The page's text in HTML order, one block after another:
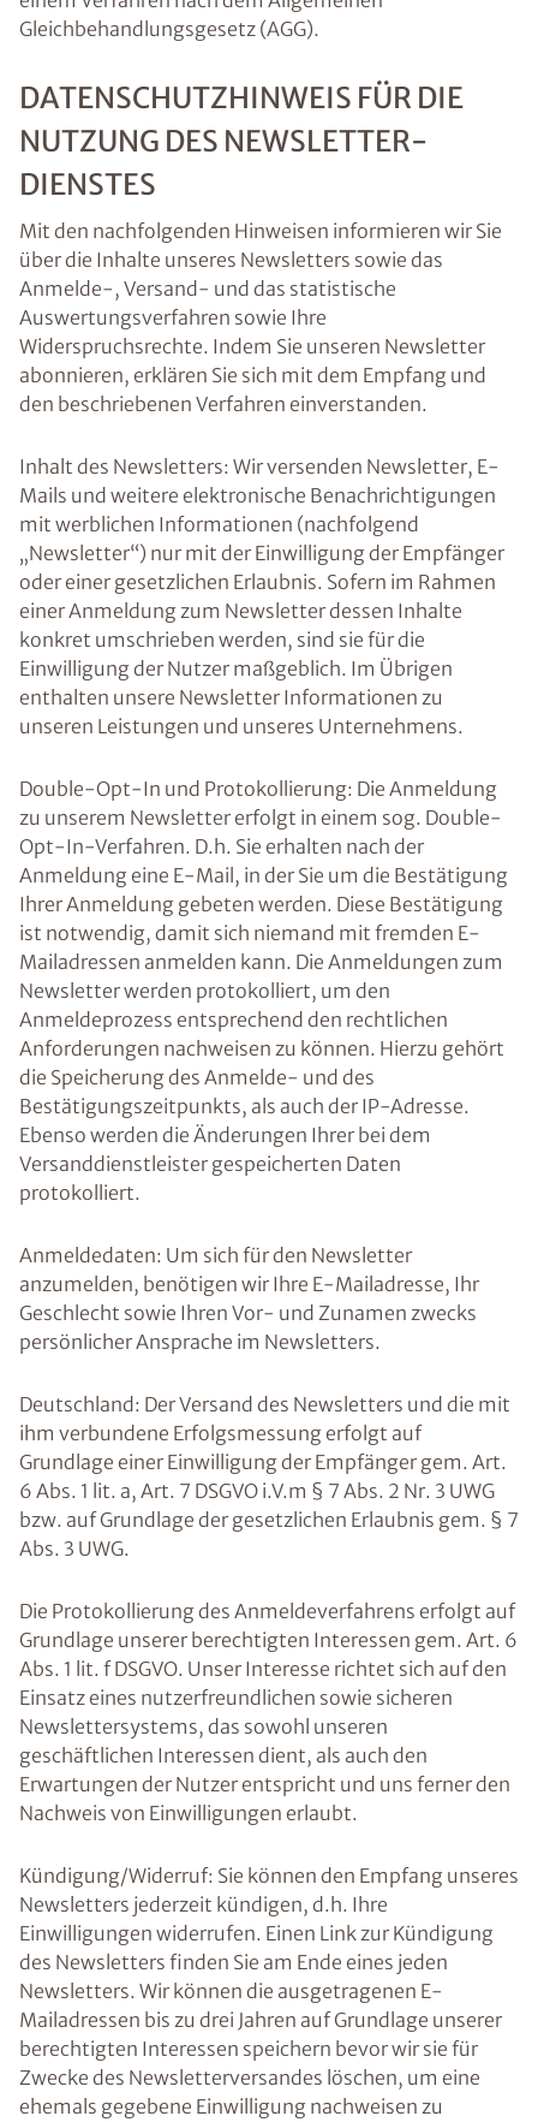
Gleichbehandlungsgesetz (AGG).
DATENSCHUTZHINWEIS FÜR DIE
NUTZUNG DES NEWSLETTER-
DIENSTES
Mit den nachfolgenden Hinweisen informieren wir Sie
über die Inhalte unseres Newsletters sowie das
Anmelde-, Versand- und das statistische
Auswertungsverfahren sowie Ihre
Widerspruchsrechte. Indem Sie unseren Newsletter
abonnieren, erklären Sie sich mit dem Empfang und
den beschriebenen Verfahren einverstanden.
Inhalt des Newsletters: Wir versenden Newsletter, E-
Mails und weitere elektronische Benachrichtigungen
mit werblichen Informationen (nachfolgend
„Newsletter“) nur mit der Einwilligung der Empfänger
oder einer gesetzlichen Erlaubnis. Sofern im Rahmen
einer Anmeldung zum Newsletter dessen Inhalte
konkret umschrieben werden, sind sie für die
Einwilligung der Nutzer maßgeblich. Im Übrigen
enthalten unsere Newsletter Informationen zu
unseren Leistungen und unseres Unternehmens.
Double-Opt-In und Protokollierung: Die Anmeldung
zu unserem Newsletter erfolgt in einem sog. Double-
Opt-In-Verfahren. D.h. Sie erhalten nach der
Anmeldung eine E-Mail, in der Sie um die Bestätigung
Ihrer Anmeldung gebeten werden. Diese Bestätigung
ist notwendig, damit sich niemand mit fremden E-
Mailadressen anmelden kann. Die Anmeldungen zum
Newsletter werden protokolliert, um den
Anmeldeprozess entsprechend den rechtlichen
Anforderungen nachweisen zu können. Hierzu gehört
die Speicherung des Anmelde- und des
Bestätigungszeitpunkts, als auch der IP-Adresse.
Ebenso werden die Änderungen Ihrer bei dem
Versanddienstleister gespeicherten Daten
protokolliert.
Anmeldedaten: Um sich für den Newsletter
anzumelden, benötigen wir Ihre E-Mailadresse, Ihr
Geschlecht sowie Ihren Vor- und Zunamen zwecks
persönlicher Ansprache im Newsletters.
Deutschland: Der Versand des Newsletters und die mit
ihm verbundene Erfolgsmessung erfolgt auf
Grundlage einer Einwilligung der Empfänger gem. Art.
6 Abs. 1 lit. a, Art. 7 DSGVO i.V.m § 7 Abs. 2 Nr. 3 UWG
bzw. auf Grundlage der gesetzlichen Erlaubnis gem. § 7
Abs. 3 UWG.
Die Protokollierung des Anmeldeverfahrens erfolgt auf
Grundlage unserer berechtigten Interessen gem. Art. 6
Abs. 1 lit. f DSGVO. Unser Interesse richtet sich auf den
Einsatz eines nutzerfreundlichen sowie sicheren
Newslettersystems, das sowohl unseren
geschäftlichen Interessen dient, als auch den
Erwartungen der Nutzer entspricht und uns ferner den
Nachweis von Einwilligungen erlaubt.
Kündigung/Widerruf: Sie können den Empfang unseres
Newsletters jederzeit kündigen, d.h. Ihre
Einwilligungen widerrufen. Einen Link zur Kündigung
des Newsletters finden Sie am Ende eines jeden
Newsletters. Wir können die ausgetragenen E-
Mailadressen bis zu drei Jahren auf Grundlage unserer
berechtigten Interessen speichern bevor wir sie für
Zwecke des Newsletterversandes löschen, um eine
ehemals gegebene Einwilligung nachweisen zu